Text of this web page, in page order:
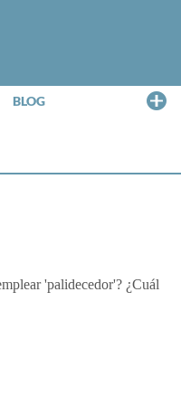
BLOG
'palidecedor'? ¿Cuál